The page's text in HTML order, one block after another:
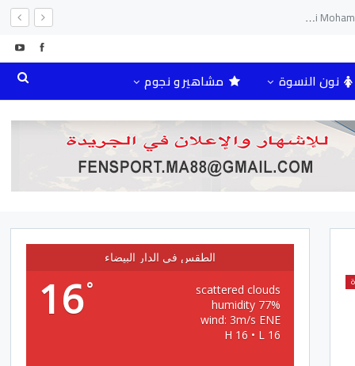
نون النسوة مشاهير و نجوم
الطقس في الدار البيضاء
16°
scattered clouds
77% humidity
wind: 3m/s ENE
H 16 • L 16